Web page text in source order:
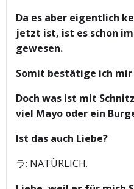
Da es aber eigentlich
jetzt ist, ist es schon
gewesen.
Somit bestätige ich
Doch was ist mit
viel Mayo oder ein
Ist das auch Liebe?
ラ: NATÜRLICH.